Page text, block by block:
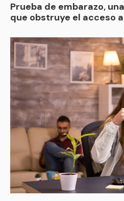
Prueba de embarazo,
que obstruye el acceso